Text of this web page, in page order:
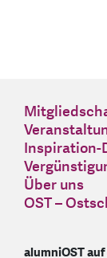
Inspiration-
Über uns
OST –
alumniOST